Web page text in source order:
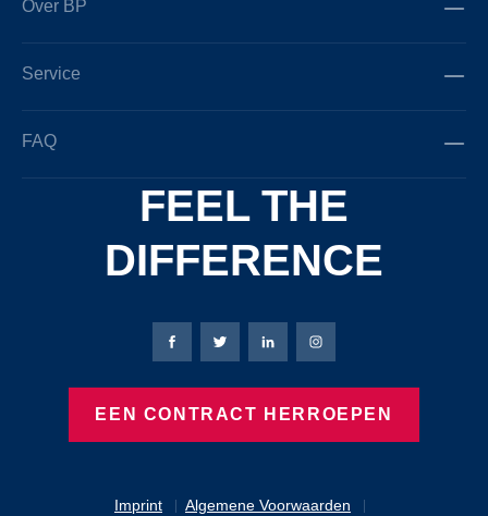
Over BP
Service
FAQ
FEEL THE
DIFFERENCE
Imprint Algemene Voorwaarden
Bierbaum-Proenen Facebook-pagina
Bierbaum-Proenen X-pagina
Bierbaum-Proenen
Bierbaum-Proenen
EEN CONTRACT HERROEPEN